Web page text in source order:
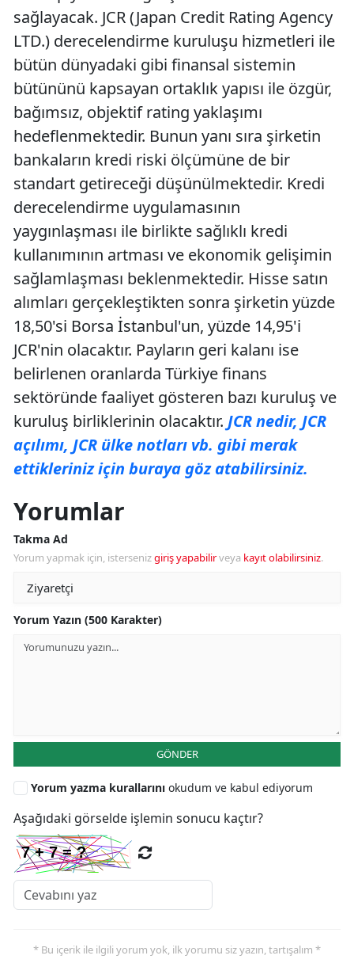
sağlayacak. JCR (Japan Credit Rating Agency
LTD.) derecelendirme kuruluşu hizmetleri ile
bütün dünyadaki gibi finansal sistemin
bütününü kapsayan ortaklık yapısı ile özgür,
bağımsız, objektif rating yaklaşımı
hedeflenmektedir. Bunun yanı sıra şirketin
bankaların kredi riski ölçümüne de bir
standart getireceği düşünülmektedir. Kredi
derecelendirme uygulamasının
yaygınlaşması ile birlikte sağlıklı kredi
kullanımının artması ve ekonomik gelişimin
sağlamlaşması beklenmektedir. Hisse satın
alımları gerçekleştikten sonra şirketin yüzde
18,50'si Borsa İstanbul'un, yüzde 14,95'i
JCR'nin olacaktır. Payların geri kalanı ise
belirlenen oranlarda Türkiye finans
sektöründe faaliyet gösteren bazı kuruluş ve
kuruluş birliklerinin olacaktır. JCR nedir, JCR
açılımı, JCR ülke notları vb. gibi merak
ettikleriniz için buraya göz atabilirsiniz.
Yorumlar
Takma Ad
Yorum yapmak için, istersenizgiriş yapabilirveya kayıt olabilirsiniz.
Yorum Yazın (500 Karakter)
GÖNDER
Yorum yazma kurallarını okudum ve kabul ediyorum
Aşağıdaki görselde işlemin sonucu kaçtır?
* Bu içerik ile ilgili yorum yok, ilk yorumu siz yazın, tartışalım *